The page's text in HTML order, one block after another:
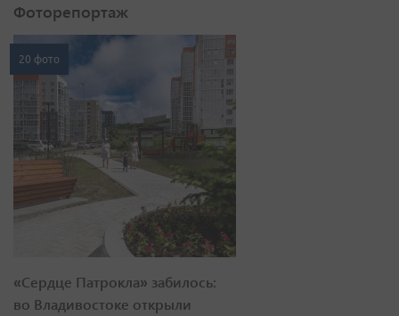
Фоторепортаж
20 фото
«Сердце Патрокла» забилось:
во Владивостоке открыли